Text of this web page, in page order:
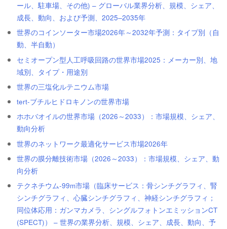
ール、駐車場、その他) – グローバル業界分析、規模、シェア、
成長、動向、および予測、2025‒2035年
世界のコインソーター市場2026年～2032年予測：タイプ別（自
動、半自動）
セミオープン型人工呼吸回路の世界市場2025：メーカー別、地
域別、タイプ・用途別
世界の三塩化ルテニウム市場
tert-ブチルヒドロキノンの世界市場
ホホバオイルの世界市場（2026～2033）：市場規模、シェア、
動向分析
世界のネットワーク最適化サービス市場2026年
世界の膜分離技術市場（2026～2033）：市場規模、シェア、動
向分析
テクネチウム-99m市場（臨床サービス：骨シンチグラフィ、腎
シンチグラフィ、心臓シンチグラフィ、神経シンチグラフィ；
同位体応用：ガンマカメラ、シングルフォトンエミッションCT
(SPECT)） – 世界の業界分析、規模、シェア、成長、動向、予